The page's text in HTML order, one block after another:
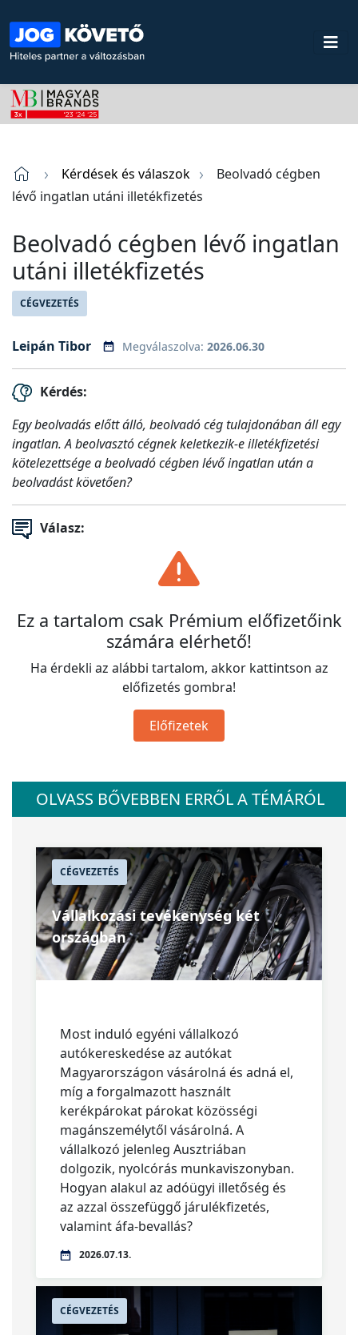
Kérdések és válaszok
Beolvadó cégben
lévő ingatlan utáni illetékfizetés
Beolvadó cégben lévő ingatlan
utáni illetékfizetés
CÉGVEZETÉS
Leipán Tibor Megválaszolva: 2026.06.30
Kérdés:
Egy beolvadás előtt álló, beolvadó cég tulajdonában áll egy
ingatlan. A beolvasztó cégnek keletkezik-e illetékfizetési
kötelezettsége a beolvadó cégben lévő ingatlan után a
beolvadást követően?
Válasz:
Ez a tartalom csak Prémium előfizetőink
számára elérhető!
Ha érdekli az alábbi tartalom, akkor kattintson az
előfizetés gombra!
Előfizetek
OLVASS BŐVEBBEN ERRŐL A TÉMÁRÓL
CÉGVEZETÉS
Vállalkozási tevékenység két
országban
Most induló egyéni vállalkozó
autókereskedése az autókat
Magyarországon vásárolná és adná el,
míg a forgalmazott használt
kerékpárokat párokat közösségi
magánszemélytől vásárolná. A
vállalkozó jelenleg Ausztriában
dolgozik, nyolcórás munkaviszonyban.
Hogyan alakul az adóügyi illetőség és
az azzal összefüggő járulékfizetés,
valamint áfa-bevallás?
2026.07.13.
CÉGVEZETÉS